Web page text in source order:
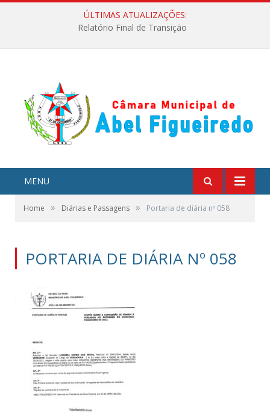
ÚLTIMAS ATUALIZAÇÕES:
Relatório Final de Transição
MENU
Home » Diárias e Passagens » Portaria de diária nº 058
PORTARIA DE DIÁRIA Nº 058